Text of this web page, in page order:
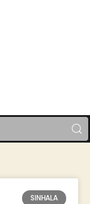
SINHALA